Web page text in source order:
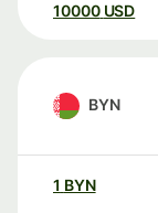
10000 USD
BYN
1 BYN